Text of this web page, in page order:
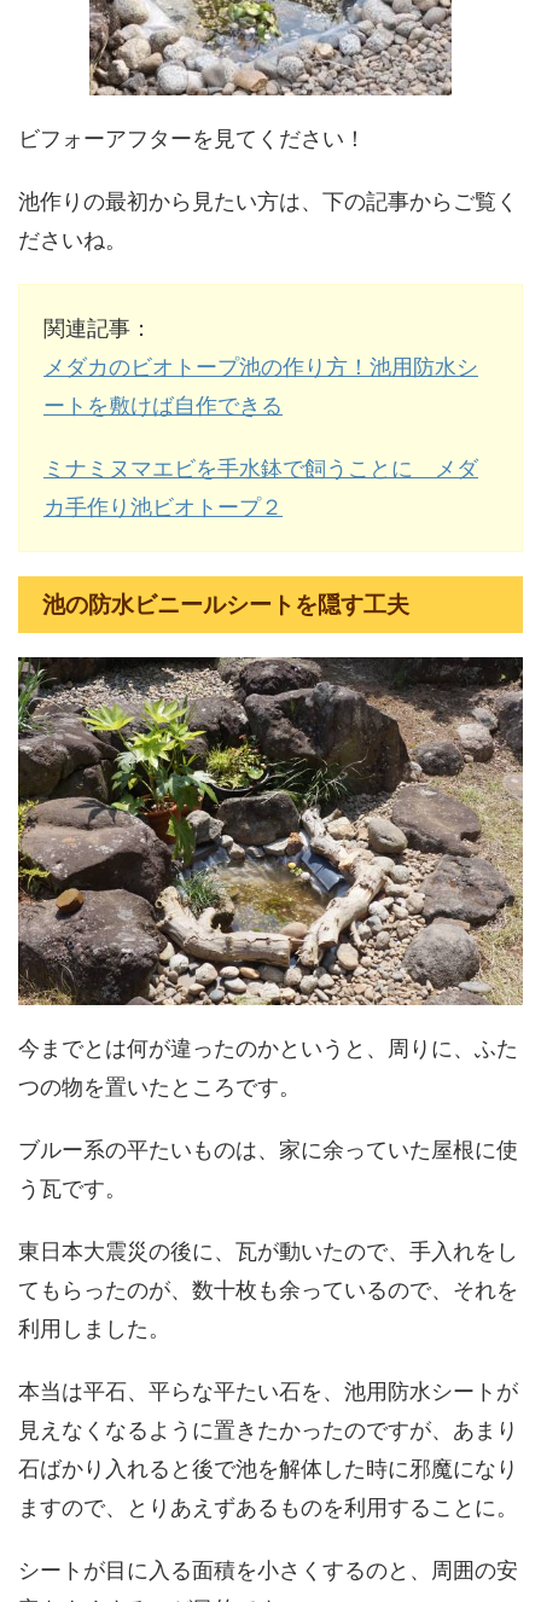
ビフォーアフターを見てください！
池作りの最初から見たい方は、下の記事からご覧く
ださいね。
関連記事：
メダカのビオトープ池の作り方！池用防水シ
ートを敷けば自作できる
ミナミヌマエビを手水鉢で飼うことに メダ
カ手作り池ビオトープ２
池の防水ビニールシートを隠す工夫
今までとは何が違ったのかというと、周りに、ふた
つの物を置いたところです。
ブルー系の平たいものは、家に余っていた屋根に使
う瓦です。
東日本大震災の後に、瓦が動いたので、手入れをし
てもらったのが、数十枚も余っているので、それを
利用しました。
本当は平石、平らな平たい石を、池用防水シートが
見えなくなるように置きたかったのですが、あまり
石ばかり入れると後で池を解体した時に邪魔になり
ますので、とりあえずあるものを利用することに。
シートが目に入る面積を小さくするのと、周囲の安